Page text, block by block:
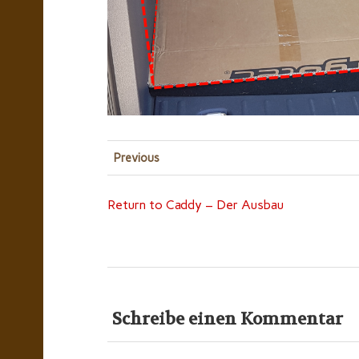
Previous
Return to Caddy – Der Ausbau
Schreibe einen Kommentar